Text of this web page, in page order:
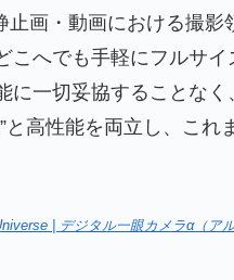
止画・動画における撮影
こへでも手軽にフルサイ
一切妥協することなく
と高性能を両立し、これ
| デジタル一眼カメラα（ア